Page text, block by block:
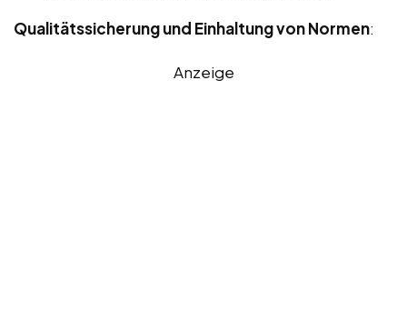
Qualitätssicherung und Einhaltung von Normen:
Anzeige